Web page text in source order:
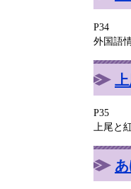
P34
外国語
P35
上尾と